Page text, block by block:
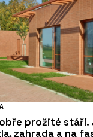
prožité stáří.
zahrada a na